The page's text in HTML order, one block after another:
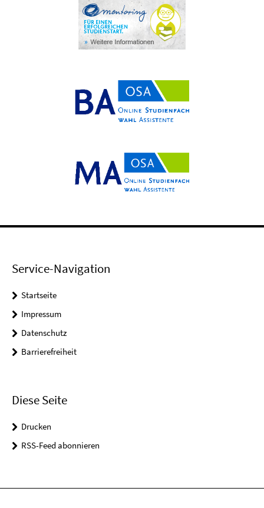
Service-Navigation
Startseite
Impressum
Datenschutz
Barrierefreiheit
Diese Seite
Drucken
RSS-Feed abonnieren